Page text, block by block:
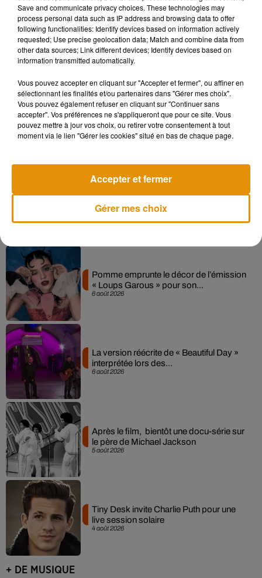
magasin. Le parquet envisage une sanction à l'encontre des
trois fraudeurs.
7 août 2026
Madonna sort enfin le remix de « Love
Sensation » avec Kylie Minogue
Angèle et Amélie Lens dévoilent leur
collaboration tant attendue
6 août 2026
Pomme emprunte le décor de l’émission
« Loups Garous » pour son...
6 août 2026
La version réécrite de « Beautiful Day »
interprétée lors des...
5 août 2026
Après le film, bientôt une docu-série sur
le père de Michael Jackson
4 août 2026
Tiny Desk invite Charlie Puth pour une
live session solaire
+ DE MUSIQUE
Save and communicate privacy choices. These technologies may
process personal data such as IP address and browsing data to offer
following functionalities: Identify devices based on information actively
requested; Use precise geolocation data; Match and combine data from
other data sources; Link different devices; Identify devices based on
information transmitted automatically.
Vous pouvez accepter en cliquant sur "Accepter et fermer", ou affiner en
sélectionnant les finalités et/ou partenaires dans "Gérer mes choix".
Vous pouvez également refuser en cliquant sur "Continuer sans
accepter". Vos préférences ne s'appliqueront que pour ce site. Vous
pouvez mettre à jour vos choix, ou retirer votre consentement à tout
moment via le lien "Gérer les cookies" situé en bas de chaque page.
Gérer mes choix
Accepter et fermer